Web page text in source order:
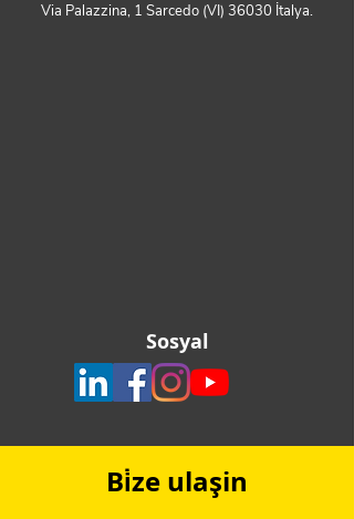
Via Palazzina, 1 Sarcedo (VI) 36030 İtalya.
Sosyal
Bi̇ze ulaşin